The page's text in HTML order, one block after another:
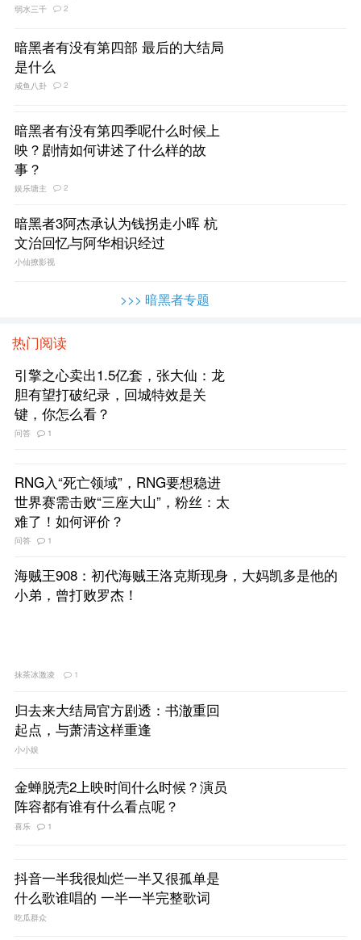
弱水三千 2
暗黑者有没有第四部 最后的大结局
是什么
咸鱼八卦 2
暗黑者有没有第四季呢什么时候上
映？剧情如何讲述了什么样的故
事？
娱乐塘主 2
暗黑者3阿杰承认为钱拐走小晖 杭
文治回忆与阿华相识经过
小仙撩影视
>>> 暗黑者专题
热门阅读
引擎之心卖出1.5亿套，张大仙：龙
胆有望打破纪录，回城特效是关
键，你怎么看？
问答 1
RNG入“死亡领域”，RNG要想稳进
世界赛需击败“三座大山”，粉丝：太
难了！如何评价？
问答 1
海贼王908：初代海贼王洛克斯现身，大妈凯多是他的
小弟，曾打败罗杰！
抹茶冰激凌 1
归去来大结局官方剧透：书澈重回
起点，与萧清这样重逢
小小娱
金蝉脱壳2上映时间什么时候？演员
阵容都有谁有什么看点呢？
喜乐 1
抖音一半我很灿烂一半又很孤单是
什么歌谁唱的 一半一半完整歌词
吃瓜群众